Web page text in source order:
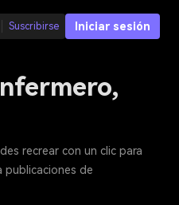
Suscribirse Iniciar sesión
recrear con un clic para
publicaciones de